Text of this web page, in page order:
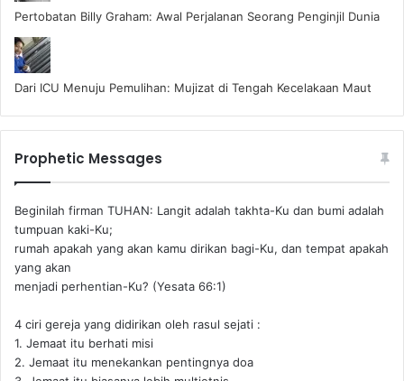
Pertobatan Billy Graham: Awal Perjalanan Seorang Penginjil Dunia
Dari ICU Menuju Pemulihan: Mujizat di Tengah Kecelakaan Maut
Prophetic Messages
Beginilah firman TUHAN: Langit adalah takhta-Ku dan bumi adalah
tumpuan kaki-Ku;
rumah apakah yang akan kamu dirikan bagi-Ku, dan tempat apakah
yang akan
menjadi perhentian-Ku? (Yesata 66:1) ‪
4 ciri gereja yang didirikan oleh rasul sejati :
1. Jemaat itu berhati misi
2. Jemaat itu menekankan pentingnya doa